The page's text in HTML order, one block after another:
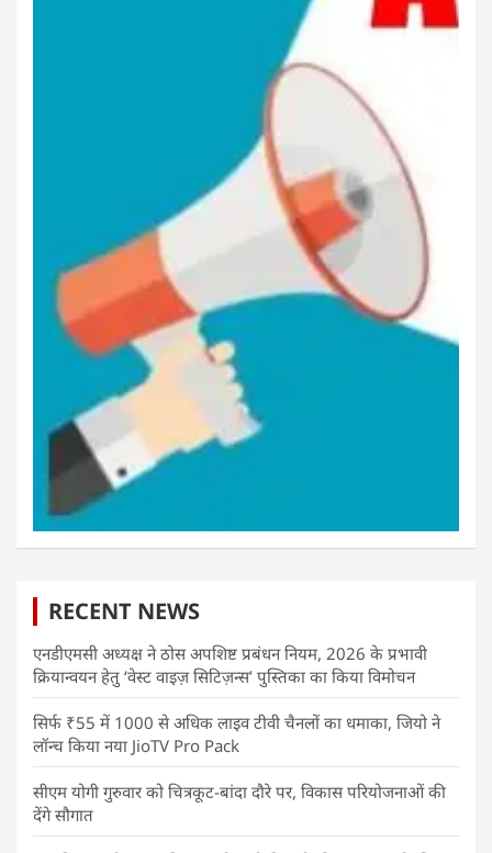
RECENT NEWS
एनडीएमसी अध्यक्ष ने ठोस अपशिष्ट प्रबंधन नियम, 2026 के प्रभावी
क्रियान्वयन हेतु ‘वेस्ट वाइज़ सिटिज़न्स’ पुस्तिका का किया विमोचन
सिर्फ ₹55 में 1000 से अधिक लाइव टीवी चैनलों का धमाका, जियो ने
लॉन्च किया नया JioTV Pro Pack
सीएम योगी गुरुवार को चित्रकूट-बांदा दौरे पर, विकास परियोजनाओं की
देंगे सौगात